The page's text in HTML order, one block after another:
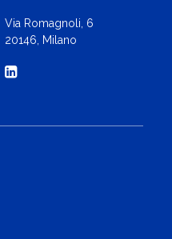
Via Romagnoli, 6
20146, Milano